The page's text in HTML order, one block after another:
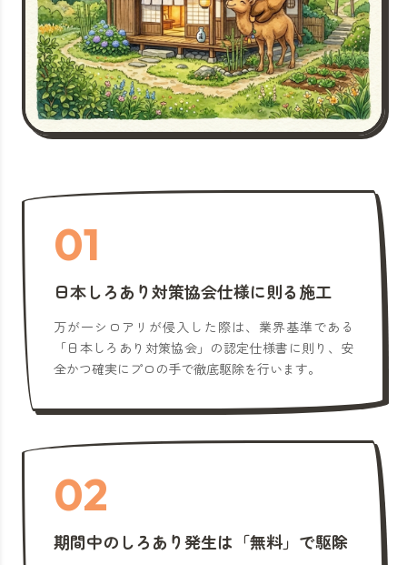
01
日本しろあり対策協会仕様に則る施工
万が一シロアリが侵入した際は、業界基準である
「日本しろあり対策協会」の認定仕様書に則り、安
全かつ確実にプロの手で徹底駆除を行います。
02
期間中のしろあり発生は「無料」で駆除